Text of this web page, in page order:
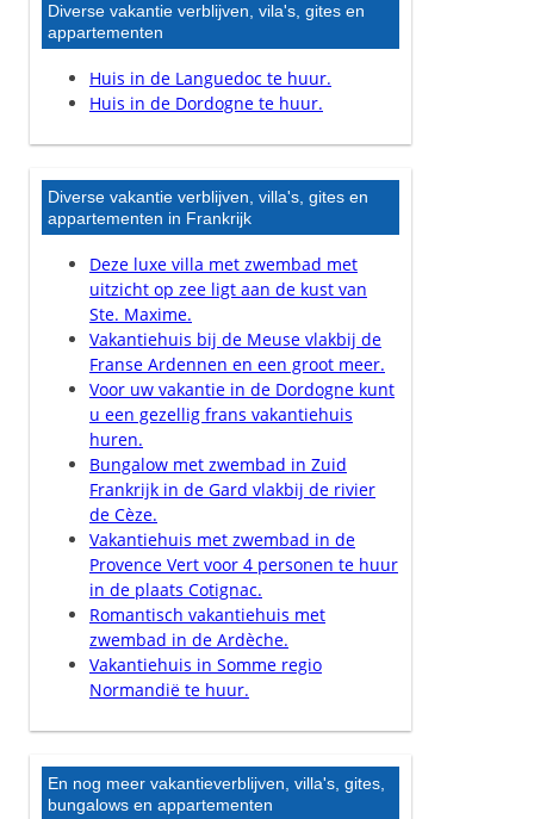
Diverse vakantie verblijven, vila's, gites en
appartementen
Huis in de Languedoc te huur.
Huis in de Dordogne te huur.
Diverse vakantie verblijven, villa's, gites en
appartementen in Frankrijk
Deze luxe villa met zwembad met
uitzicht op zee ligt aan de kust van
Ste. Maxime.
Vakantiehuis bij de Meuse vlakbij de
Franse Ardennen en een groot meer.
Voor uw vakantie in de Dordogne kunt
u een gezellig frans vakantiehuis
huren.
Bungalow met zwembad in Zuid
Frankrijk in de Gard vlakbij de rivier
de Cèze.
Vakantiehuis met zwembad in de
Provence Vert voor 4 personen te huur
in de plaats Cotignac.
Romantisch vakantiehuis met
zwembad in de Ardèche.
Vakantiehuis in Somme regio
Normandië te huur.
En nog meer vakantieverblijven, villa's, gites,
bungalows en appartementen